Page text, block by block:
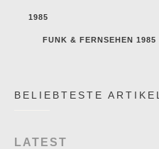
1985
FUNK & FERNSEHEN 1985
BELIEBTESTE ARTIKEL
LATEST